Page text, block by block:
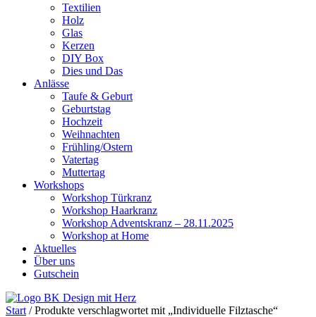
Textilien
Holz
Glas
Kerzen
DIY Box
Dies und Das
Anlässe
Taufe & Geburt
Geburtstag
Hochzeit
Weihnachten
Frühling/Ostern
Vatertag
Muttertag
Workshops
Workshop Türkranz
Workshop Haarkranz
Workshop Adventskranz – 28.11.2025
Workshop at Home
Aktuelles
Über uns
Gutschein
Start / Produkte verschlagwortet mit „Individuelle Filztasche“